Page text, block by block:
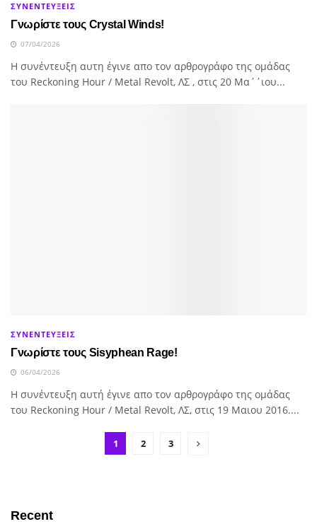
ΣΥΝΕΝΤΕΥΞΕΙΣ
Γνωρίστε τους Crystal Winds!
07/04/2026
H συνέντευξη αυτη έγινε απο τον αρθρογράφο της ομάδας
του Reckoning Hour / Metal Revolt, ΛΣ , στις 20 Μα΄΄ιου...
ΣΥΝΕΝΤΕΥΞΕΙΣ
Γνωρίστε τους Sisyphean Rage!
06/04/2026
H συνέντευξη αυτή έγινε απο τον αρθρογράφο της ομάδας
του Reckoning Hour / Metal Revolt, ΛΣ, στις 19 Μαιου 2016....
1 2 3
Recent